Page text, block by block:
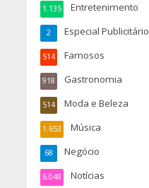
Entretenimento
1.135
Especial Publicitário
2
Famosos
514
Gastronomia
918
Moda e Beleza
514
Música
1.653
Negócio
68
Notícias
6.048